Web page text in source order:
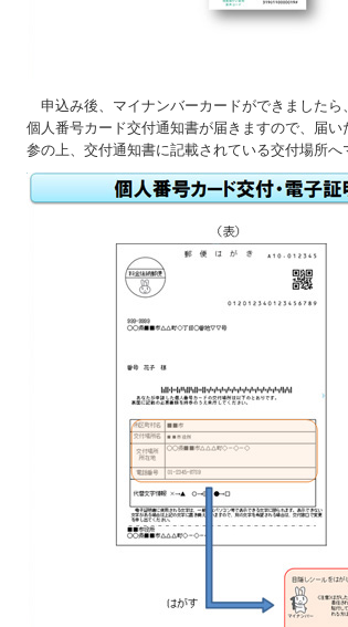
申込み後、マイナンバーカードができました
個人番号カード交付通知書が届きますので、届
参の上、交付通知書に記載されている交付場所